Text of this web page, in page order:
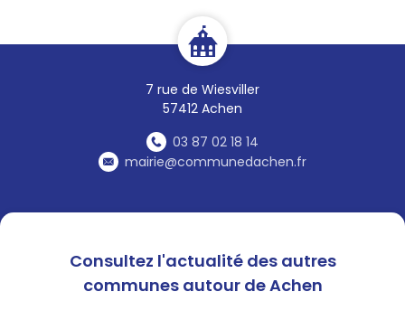
7 rue de Wiesviller
57412 Achen
03 87 02 18 14
mairie@communedachen.fr
Consultez l'actualité des autres
communes autour de Achen